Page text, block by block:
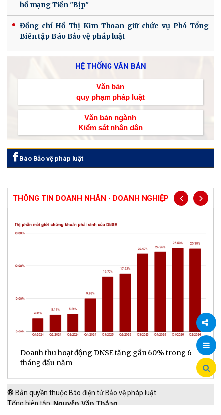
Chia
hồ mạng Tiến "Bịp"
Đồng chí Hồ Thị Kim Thoan giữ chức vụ Phó Tổng
Biên tập Báo Bảo vệ pháp luật
HỆ THỐNG VĂN BẢN
Văn bản
quy phạm pháp luật
Văn bản ngành
Kiểm sát nhân dân
Báo Bảo vệ pháp luật
THÔNG TIN DOANH NHÂN - DOANH NGHIỆP
Doanh thu hoạt động DNSE tăng gần 60% trong 6
tháng đầu năm
® Bản quyền thuộc Báo điện tử Bảo vệ pháp luật
Tổng biên tập: Nguyễn Văn Thắng